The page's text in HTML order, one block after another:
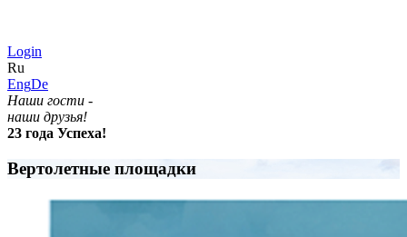
Login
Ru
EngDe
Наши гости -
наши друзья!
23 года Успеха!
Вертолетные площадки